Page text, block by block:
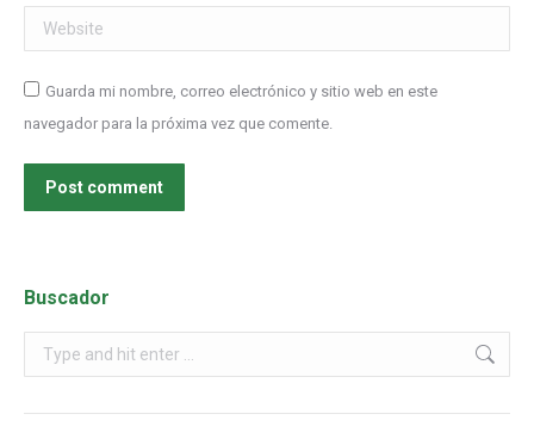
Website
Guarda mi nombre, correo electrónico y sitio web en este
navegador para la próxima vez que comente.
Post comment
Buscador